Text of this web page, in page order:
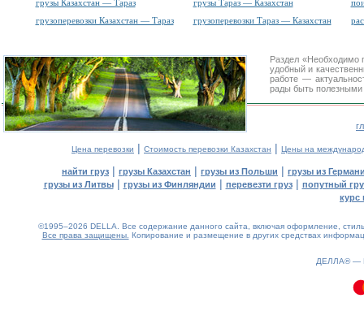
грузы Казахстан — Тараз грузы Тараз — Казахстан
грузоперевозки Казахстан — Тараз
грузоперевозки Тараз — Казахстан
Раздел «Необходимо
удобный и
работе —
рады быть полезными
Цена перевозки | Стоимость перевозки Казахстан | Цены на
найти груз | грузы Казахстан | грузы из Польши | грузы из
грузы из Литвы| грузы из Финляндии | перевезти груз| попутный
курс
©1995–2026 DELLA. Все содержание данного сайта, включая оформление,
Все права защищены. Копирование и размещение в других средствах
ДЕЛЛА® —